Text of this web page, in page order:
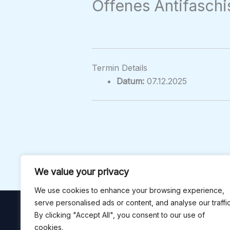
We value your privacy
We use cookies to enhance your browsing experience,
serve personalised ads or content, and analyse our
By clicking "Accept All", you consent to our use of
cookies.
Offenes
Termin Details
Datum: 07.12.2025